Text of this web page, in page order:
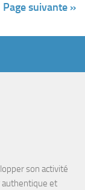
Page suivante »
son activité
authentique et